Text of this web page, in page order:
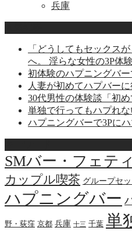
兵庫
「どうしてもセックス
へ。 淫らな女性の3P体
初体験のハプニングバ
人妻が初めてハプバー
30代男性の体験談「初め
単独で行ってもハプれ
ハプニングバーで3Pに
SMバー・フェテ
カップル喫茶 グループセ
ハプニングバー
野・荻窪 京都 兵庫 十三 千葉 単